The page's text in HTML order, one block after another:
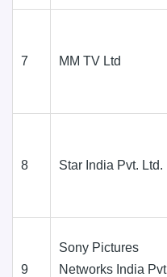
7 MM TV Ltd
8 Star India Pvt. Ltd.
9
Sony Pictures
Networks India Pvt